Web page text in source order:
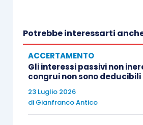
sentenza n. 7231 del
Ancora, sono stati considerati
per l’attività di consulenza
conto dellagenerica
fattura(“con la presente vi
Potrebbe interessarti
ACCERTAMENTO
Gli interessi passivi non
congrui non sono deducibili
23 Luglio 2026
di Gianfranco Antico